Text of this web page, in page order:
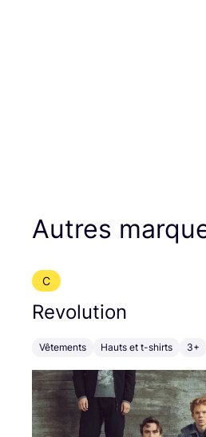
Autres
C
Revolution
Vêtements Hauts et t-shirts 3+